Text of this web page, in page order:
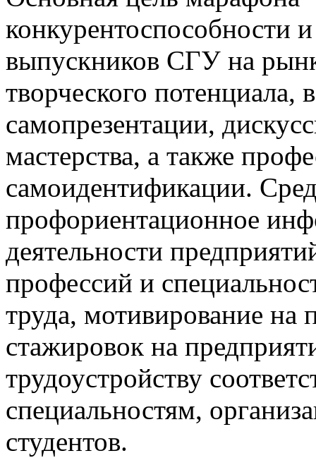
конкурентоспособности
выпускников СГУ на
творческого потенциала,
самопрезентации,
мастерства, а также
самоидентификации.
профориентационное
деятельности
профессий и
труда, мотивирование на
стажировок на
трудоустройству
специальностям,
студентов.